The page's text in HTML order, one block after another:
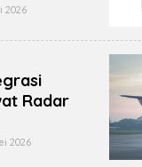
2026Oleh
Radar
2026Oleh